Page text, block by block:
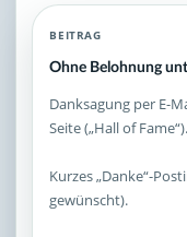
BEITRAG
Ohne Belohnung
Danksagung per E-
Seite („Hall of Fame“).
Kurzes „Danke“-
gewünscht).